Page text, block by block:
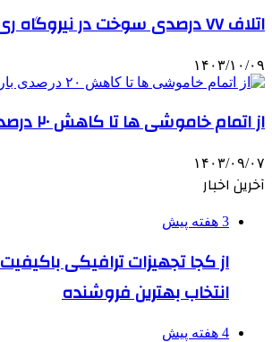
اتلاف ۷۷ درصدی سوخت در نیروگاه ری
۱۴۰۳/۱۰/۰۹
از اتمام خاموشی ها تا کاهش ۲۰ درصدی بارندگی ها
۱۴۰۳/۰۹/۰۷
آخرین اخبار
3 هفته پیش
از کجا تجهیزات ترافیکی
انتخاب بهترین فروشنده
4 هفته پیش